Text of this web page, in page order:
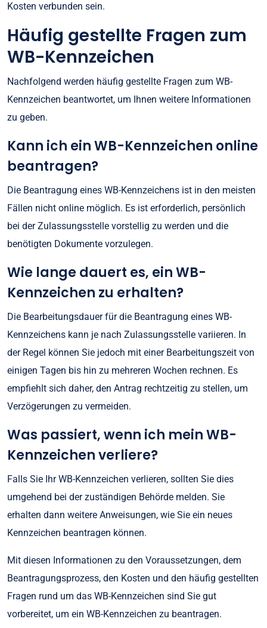
Kosten verbunden sein.
Häufig gestellte Fragen zum
WB-Kennzeichen
Nachfolgend werden häufig gestellte Fragen zum WB-
Kennzeichen beantwortet, um Ihnen weitere Informationen
zu geben.
Kann ich ein WB-Kennzeichen online
beantragen?
Die Beantragung eines WB-Kennzeichens ist in den meisten
Fällen nicht online möglich. Es ist erforderlich, persönlich
bei der Zulassungsstelle vorstellig zu werden und die
benötigten Dokumente vorzulegen.
Wie lange dauert es, ein WB-
Kennzeichen zu erhalten?
Die Bearbeitungsdauer für die Beantragung eines WB-
Kennzeichens kann je nach Zulassungsstelle variieren. In
der Regel können Sie jedoch mit einer Bearbeitungszeit von
einigen Tagen bis hin zu mehreren Wochen rechnen. Es
empfiehlt sich daher, den Antrag rechtzeitig zu stellen, um
Verzögerungen zu vermeiden.
Was passiert, wenn ich mein WB-
Kennzeichen verliere?
Falls Sie Ihr WB-Kennzeichen verlieren, sollten Sie dies
umgehend bei der zuständigen Behörde melden. Sie
erhalten dann weitere Anweisungen, wie Sie ein neues
Kennzeichen beantragen können.
Mit diesen Informationen zu den Voraussetzungen, dem
Beantragungsprozess, den Kosten und den häufig gestellten
Fragen rund um das WB-Kennzeichen sind Sie gut
vorbereitet, um ein WB-Kennzeichen zu beantragen.